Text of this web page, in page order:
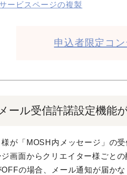
ービスページの複製
申込者限定コ
ール受信許諾設定機能
が「MOSH内メッセージ」の
ジ画面からクリエイター様ごと
の場合、メール通知が届かな